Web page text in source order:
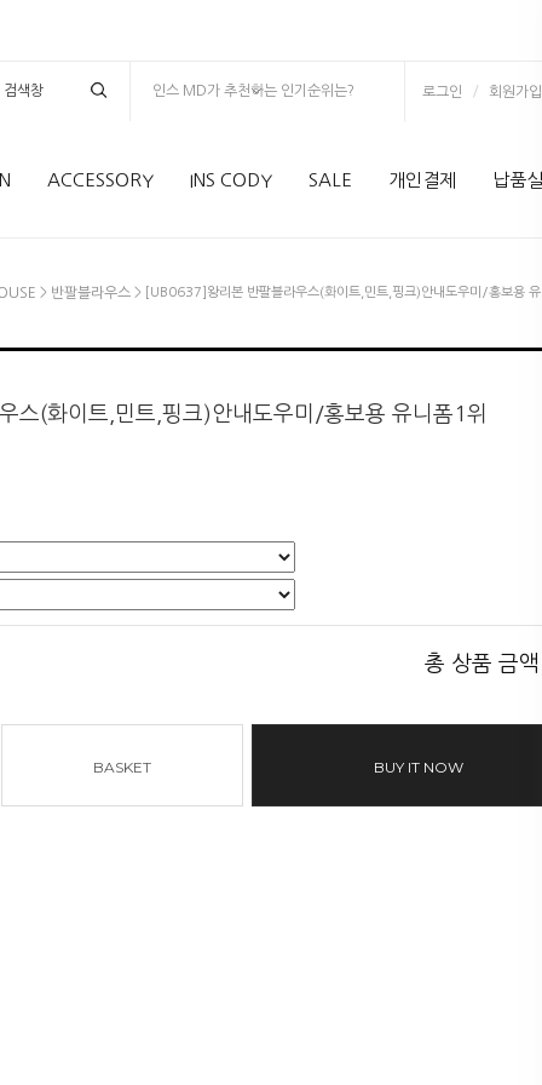
인스 MD가 추천하는 인기순위는? 로그인 / 회원가입
ACCESSORY INS CODY SALE 개인결제 납품
> 반팔블라우스 > [UB0637]왕리본 반팔블라우스(화이트,민트,핑크)안내도우미/홍보용
스(화이트,민트,핑크)안내도우미/홍보용 유니폼1위
총 상품 금액
BASKET BUY IT NOW